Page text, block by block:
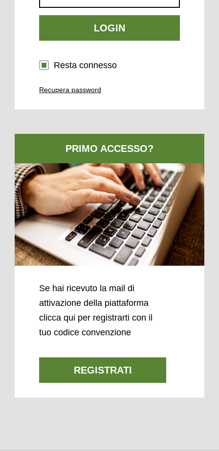
LOGIN
Resta connesso
Recupera password
Se hai ricevuto la mail di
attivazione della piattaforma
clicca qui per registrarti con il
tuo codice convenzione
REGISTRATI